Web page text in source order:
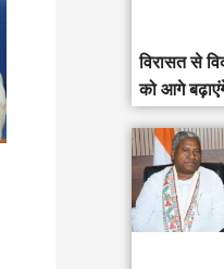
विरासत से
को आगे